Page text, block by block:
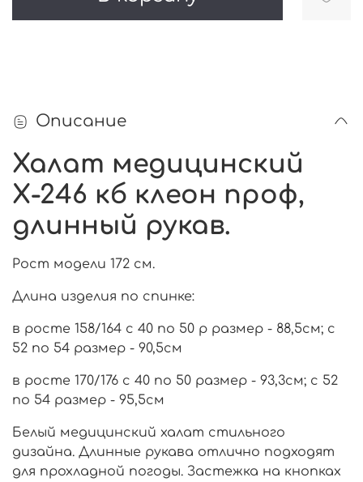
Описание
Халат медицинский
Х-246 кб клеон проф,
длинный рукав.
Рост модели 172 см.
Длина изделия по спинке:
в росте 158/164 с 40 по 50 р размер - 88,5см; с
52 по 54 размер - 90,5см
в росте 170/176 с 40 по 50 размер - 93,3см; с 52
по 54 размер - 95,5см
Белый медицинский халат стильного
дизайна. Длинные рукава отлично подходят
для прохладной погоды. Застежка на кнопках